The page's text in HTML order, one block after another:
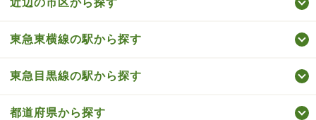
東急東横線の駅から探す
東急目黒線の駅から探す
都道府県から探す